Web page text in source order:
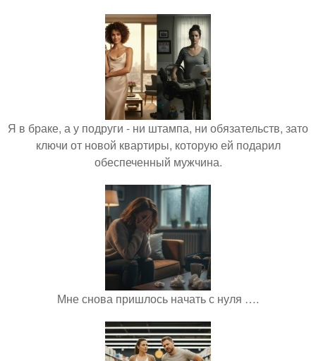
Я в браке, а у подруги - ни штампа, ни обязательств, зато
ключи от новой квартиры, которую ей подарил
обеспеченный мужчина.
Мне снова пришлось начать с нуля ….